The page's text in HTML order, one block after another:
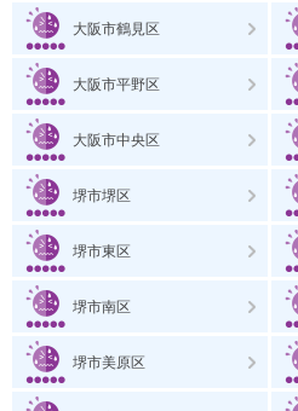
大阪市鶴見区
大阪市平野区
大阪市中央区
堺市堺区
堺市東区
堺市南区
堺市美原区